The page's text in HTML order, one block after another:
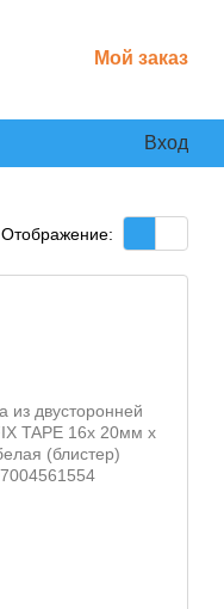
Мой заказ
Вход
Отображение: